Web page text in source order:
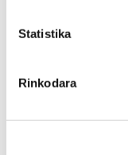
Statistika
Rinkodara